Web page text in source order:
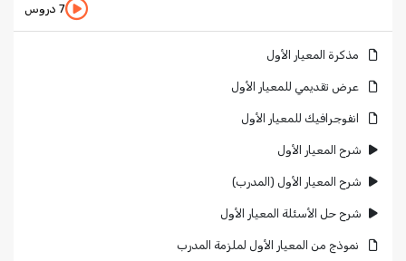
7 دروس
مذكرة المعيار الأول
عرض تقديمي للمعيار الأول
انفوجرافيك للمعيار الأول
شرح المعيار الأول
شرح المعيار الأول (المدرب)
شرح حل الأسئلة المعيار الأول
نموذج من المعيار الأول لملزمة المدرب